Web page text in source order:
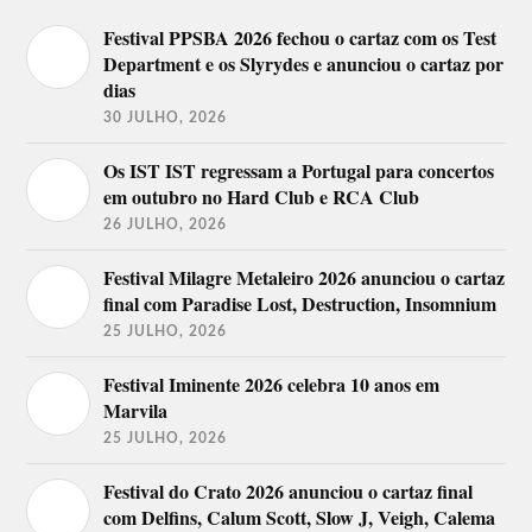
Festival PPSBA 2026 fechou o cartaz com os Test
Department e os Slyrydes e anunciou o cartaz por
dias
30 JULHO, 2026
Os IST IST regressam a Portugal para concertos
em outubro no Hard Club e RCA Club
26 JULHO, 2026
Festival Milagre Metaleiro 2026 anunciou o cartaz
final com Paradise Lost, Destruction, Insomnium
25 JULHO, 2026
Festival Iminente 2026 celebra 10 anos em
Marvila
25 JULHO, 2026
Festival do Crato 2026 anunciou o cartaz final
com Delfins, Calum Scott, Slow J, Veigh, Calema